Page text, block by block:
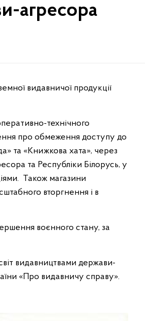
агресора
технічного
про обмеження доступу до
та «Книжкова хата», через
та Республіки Білорусь, у
Також магазини
вторгнення і в
воєнного стану, за
видавництвами держави-
«Про видавничу справу».